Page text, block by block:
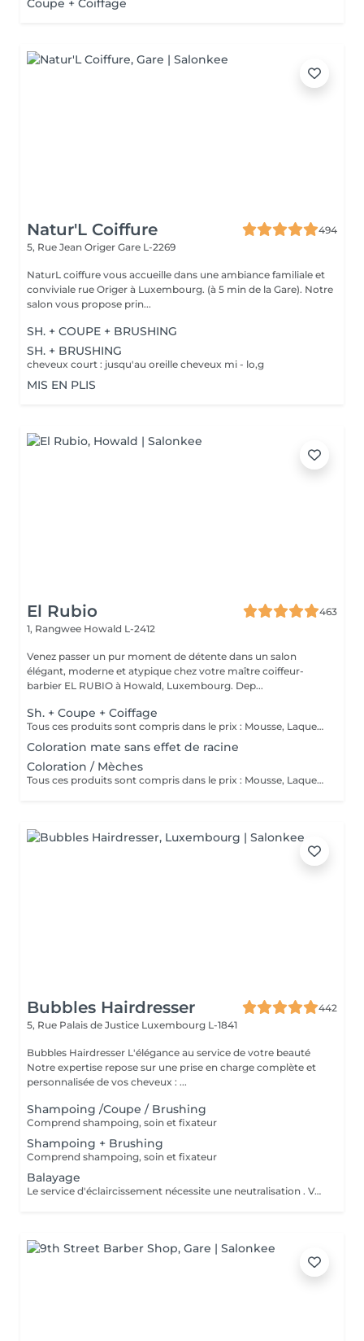
Coupe + Coiffage
Natur'L Coiffure
494
5, Rue Jean Origer Gare L-2269
NaturL coiffure vous accueille dans une ambiance familiale et
conviviale rue Origer à Luxembourg. (à 5 min de la Gare). Notre
salon vous propose prin...
SH. + COUPE + BRUSHING
SH. + BRUSHING
cheveux court : jusqu'au oreille cheveux mi - lo,g
MIS EN PLIS
El Rubio
463
1, Rangwee Howald L-2412
Venez passer un pur moment de détente dans un salon
élégant, moderne et atypique chez votre maître coiffeur-
barbier EL RUBIO à Howald, Luxembourg. Dep...
Sh. + Coupe + Coiffage
Tous ces produits sont compris dans le prix : Mousse, Laque, Gel, Soin démêlant, Shampoing spécifique. Tous les produits que nous utilisons sont des produits de qualité professionnelle.
Coloration mate sans effet de racine
Coloration / Mèches
Tous ces produits sont compris dans le prix : Mousse, Laque, Gel, Soin démêlant, Shampoing spécifique. Tous les produits que nous utilisons sont des produits de qualité professionnelle.
Bubbles Hairdresser
442
5, Rue Palais de Justice Luxembourg L-1841
Bubbles Hairdresser L'élégance au service de votre beauté
Notre expertise repose sur une prise en charge complète et
personnalisée de vos cheveux : ...
Shampoing /Coupe / Brushing
Comprend shampoing, soin et fixateur
Shampoing + Brushing
Comprend shampoing, soin et fixateur
Balayage
Le service d'éclaircissement nécessite une neutralisation . Veuillez cliquer sur le service Patine/Gloss